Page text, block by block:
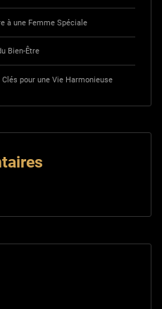
à une Femme Spéciale
Bien-Être
pour une Vie Harmonieuse